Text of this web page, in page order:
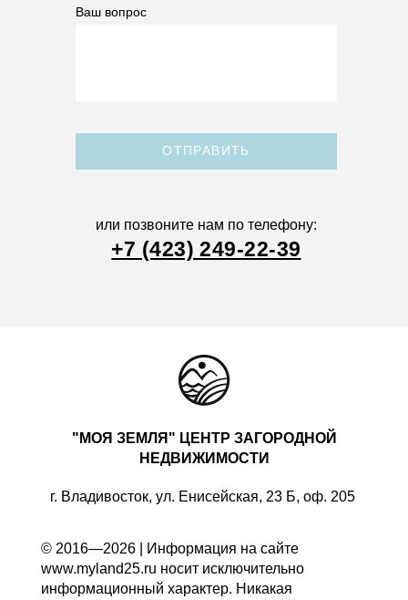
Ваш вопрос
ОТПРАВИТЬ
или позвоните нам по телефону:
+7 (423) 249-22-39
"МОЯ ЗЕМЛЯ" ЦЕНТР ЗАГОРОДНОЙ
НЕДВИЖИМОСТИ
г. Владивосток, ул. Енисейская, 23 Б, оф. 205
© 2016—2026 | Информация на сайте
www.myland25.ru носит исключительно
информационный характер. Никакая